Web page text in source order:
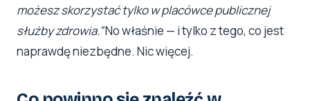
możesz skorzystać tylko w placówce publicznej
służby zdrowia.”No właśnie — i tylko z tego, co jest
naprawdę niezbędne. Nic więcej.